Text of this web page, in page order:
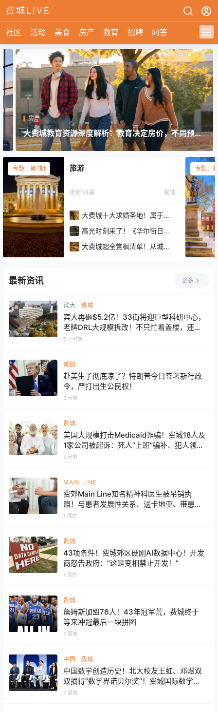
费城LIVE
社区 活动 美食 房产 教育 招聘 问答
房产
大费城教育资源深度解析：教育决定房价，不同预算
购房策略（附推荐区域）
专题：第7期 旅游
更新34篇 前往
大费城十大求婚圣地！属于在
高光时刻来了！《华尔街日
2026年全球旅行必去十大目的
大费城超全赏枫清单！从城市
专题：
最新资讯 更多
宾大 费城
宾大再砸$5.2亿！33街将迎巨型科研中心，
老牌DRL大规模拆改！不只忙着盖楼，还在
大学城一路“买地”扩张
6 小时前
美国
赴美生子彻底凉了？特朗普今日签署新行政
令，严打出生公民权！
3 天前
费城
美国大规模打击Medicaid诈骗！费城18人及
1家公司被起诉：死人”上班”骗补、犯人领工
资、一天申报126小时工时，人在国外旅游
5 天前
MAIN LINE
费郊Main Line知名精神科医生被吊销执
照！与患者发展性关系、送卡地亚、带患者
旅行、持续开药多年……细节曝光
1 周前
费城
43项条件！费城郊区硬刚AI数据中心！开发
商怒告政府：”这是变相禁止开发！”
1 周前
费城
詹姆斯加盟76人！43年冠军荒，费城终于
等来冲冠最后一块拼图
2 周前
中国 费城
中国数学创造历史！北大校友王虹、邓煜双
双摘得“数学界诺贝尔奖”！费城国际数学家
大会揭晓菲尔兹奖
2 周前